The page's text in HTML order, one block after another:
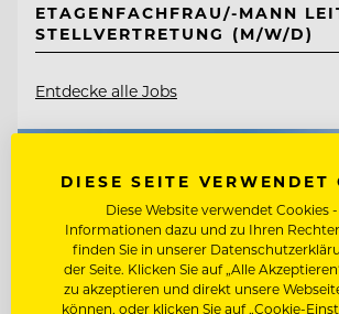
ETAGENFACHFRAU/-MANN
STELLVERTRETUNG (M/W/D)
Entdecke alle Jobs
DIESE SEITE VERWENDET
Diese Website verwendet Cookies
Informationen dazu und zu Ihren
finden Sie in unserer
der Seite. Klicken Sie auf „Alle
zu akzeptieren und direkt unsere
können, oder klicken Sie auf „Cookie-